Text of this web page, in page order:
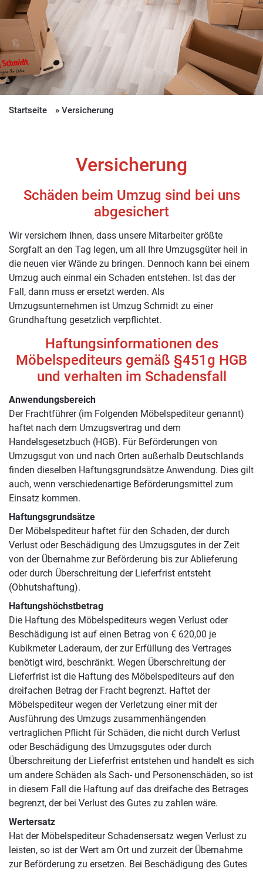
Startseite Versicherung
Versicherung
Schäden beim Umzug sind bei uns
abgesichert
Wir versichern Ihnen, dass unsere Mitarbeiter größte
Sorgfalt an den Tag legen, um all Ihre Umzugsgüter heil in
die neuen vier Wände zu bringen. Dennoch kann bei einem
Umzug auch einmal ein Schaden entstehen. Ist das der
Fall, dann muss er ersetzt werden. Als
Umzugsunternehmen ist Umzug Schmidt zu einer
Grundhaftung gesetzlich verpflichtet.
Haftungsinformationen des
Möbelspediteurs gemäß §451g HGB
und verhalten im Schadensfall
Anwendungsbereich
Der Frachtführer (im Folgenden Möbelspediteur genannt)
haftet nach dem Umzugsvertrag und dem
Handelsgesetzbuch (HGB). Für Beförderungen von
Umzugsgut von und nach Orten außerhalb Deutschlands
finden dieselben Haftungsgrundsätze Anwendung. Dies gilt
auch, wenn verschiedenartige Beförderungsmittel zum
Einsatz kommen.
Haftungsgrundsätze
Der Möbelspediteur haftet für den Schaden, der durch
Verlust oder Beschädigung des Umzugsgutes in der Zeit
von der Übernahme zur Beförderung bis zur Ablieferung
oder durch Überschreitung der Lieferfrist entsteht
(Obhutshaftung).
Haftungshöchstbetrag
Die Haftung des Möbelspediteurs wegen Verlust oder
Beschädigung ist auf einen Betrag von € 620,00 je
Kubikmeter Laderaum, der zur Erfüllung des Vertrages
benötigt wird, beschränkt. Wegen Überschreitung der
Lieferfrist ist die Haftung des Möbelspediteurs auf den
dreifachen Betrag der Fracht begrenzt. Haftet der
Möbelspediteur wegen der Verletzung einer mit der
Ausführung des Umzugs zusammenhängenden
vertraglichen Pflicht für Schäden, die nicht durch Verlust
oder Beschädigung des Umzugsgutes oder durch
Überschreitung der Lieferfrist entstehen und handelt es sich
um andere Schäden als Sach- und Personenschäden, so ist
in diesem Fall die Haftung auf das dreifache des Betrages
begrenzt, der bei Verlust des Gutes zu zahlen wäre.
Wertersatz
Hat der Möbelspediteur Schadensersatz wegen Verlust zu
leisten, so ist der Wert am Ort und zurzeit der Übernahme
zur Beförderung zu ersetzen. Bei Beschädigung des Gutes